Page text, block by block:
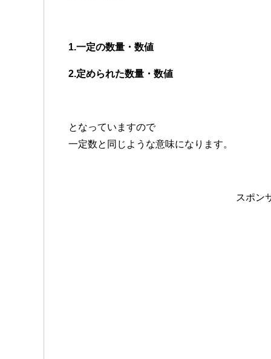
1.一定の数量・数値
2.定められた数量・数値
となっていますので
一定数と同じような意味になります。
スポン